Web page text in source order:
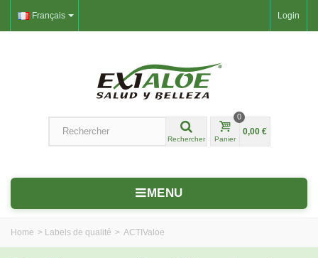
Login
Français
Rechercher Panier
0
0,00 €
MENU
Home > Labels de qualité > ACTIValoe